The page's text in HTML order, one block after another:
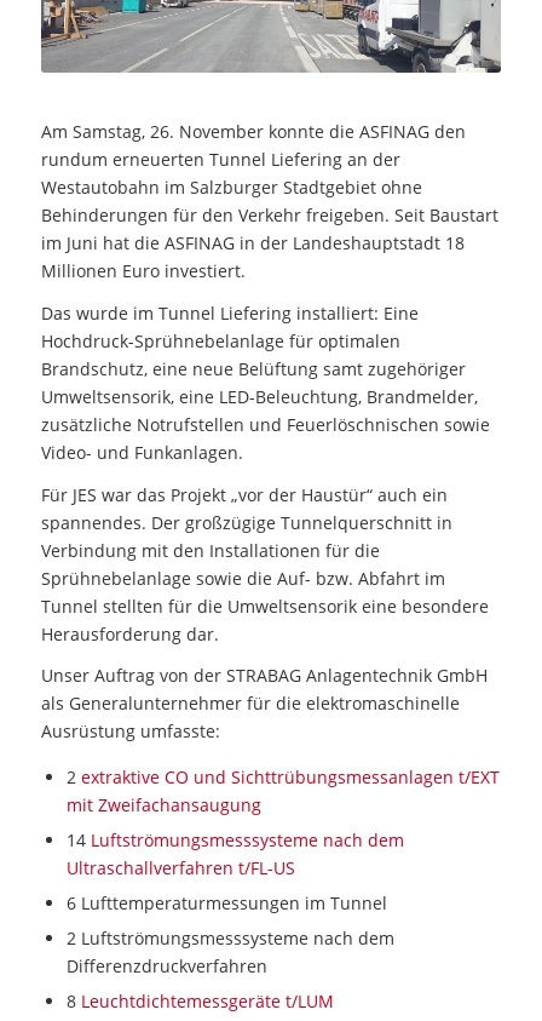
Am Samstag, 26. November konnte die ASFINAG den
rundum erneuerten Tunnel Liefering an der
Westautobahn im Salzburger Stadtgebiet ohne
Behinderungen für den Verkehr freigeben. Seit Baustart
im Juni hat die ASFINAG in der Landeshauptstadt 18
Millionen Euro investiert.
Das wurde im Tunnel Liefering installiert: Eine
Hochdruck-Sprühnebelanlage für optimalen
Brandschutz, eine neue Belüftung samt zugehöriger
Umweltsensorik, eine LED-Beleuchtung, Brandmelder,
zusätzliche Notrufstellen und Feuerlöschnischen sowie
Video- und Funkanlagen.
Für JES war das Projekt „vor der Haustür“ auch ein
spannendes. Der großzügige Tunnelquerschnitt in
Verbindung mit den Installationen für die
Sprühnebelanlage sowie die Auf- bzw. Abfahrt im
Tunnel stellten für die Umweltsensorik eine besondere
Herausforderung dar.
Unser Auftrag von der STRABAG Anlagentechnik GmbH
als Generalunternehmer für die elektromaschinelle
Ausrüstung umfasste:
2 extraktive CO und Sichttrübungsmessanlagen t/EXT
mit Zweifachansaugung
14 Luftströmungsmesssysteme nach dem
Ultraschallverfahren t/FL-US
6 Lufttemperaturmessungen im Tunnel
2 Luftströmungsmesssysteme nach dem
Differenzdruckverfahren
8 Leuchtdichtemessgeräte t/LUM